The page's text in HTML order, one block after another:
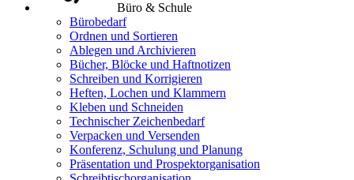
Büro & Schule
Bürobedarf
Ordnen und Sortieren
Ablegen und Archivieren
Bücher, Blöcke und Haftnotizen
Schreiben und Korrigieren
Heften, Lochen und Klammern
Kleben und Schneiden
Technischer Zeichenbedarf
Verpacken und Versenden
Konferenz, Schulung und Planung
Präsentation und Prospektorganisation